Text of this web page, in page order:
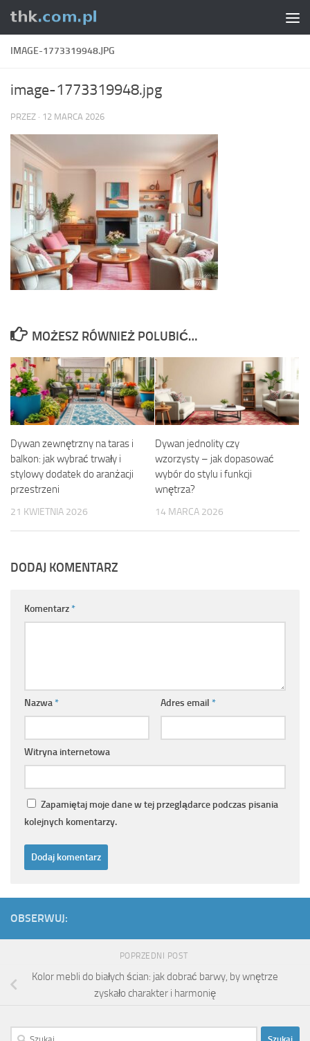
Skip to content
IMAGE-1773319948.JPG
image-1773319948.jpg
PRZEZ · 12 MARCA 2026
MOŻESZ RÓWNIEŻ POLUBIĆ…
Dywan zewnętrzny na taras i
balkon: jak wybrać trwały i
stylowy dodatek do aranżacji
przestrzeni
21 KWIETNIA 2026
Dywan jednolity czy
wzorzysty – jak dopasować
wybór do stylu i funkcji
wnętrza?
14 MARCA 2026
DODAJ KOMENTARZ
Komentarz*
Nazwa* Adres email *
Witryna internetowa
Zapamiętaj moje dane w tej przeglądarce podczas pisania
kolejnych komentarzy.
OBSERWUJ:
POPRZEDNI POST
Kolor mebli do białych ścian: jak dobrać barwy, by wnętrze
zyskało charakter i harmonię
Szukaj: